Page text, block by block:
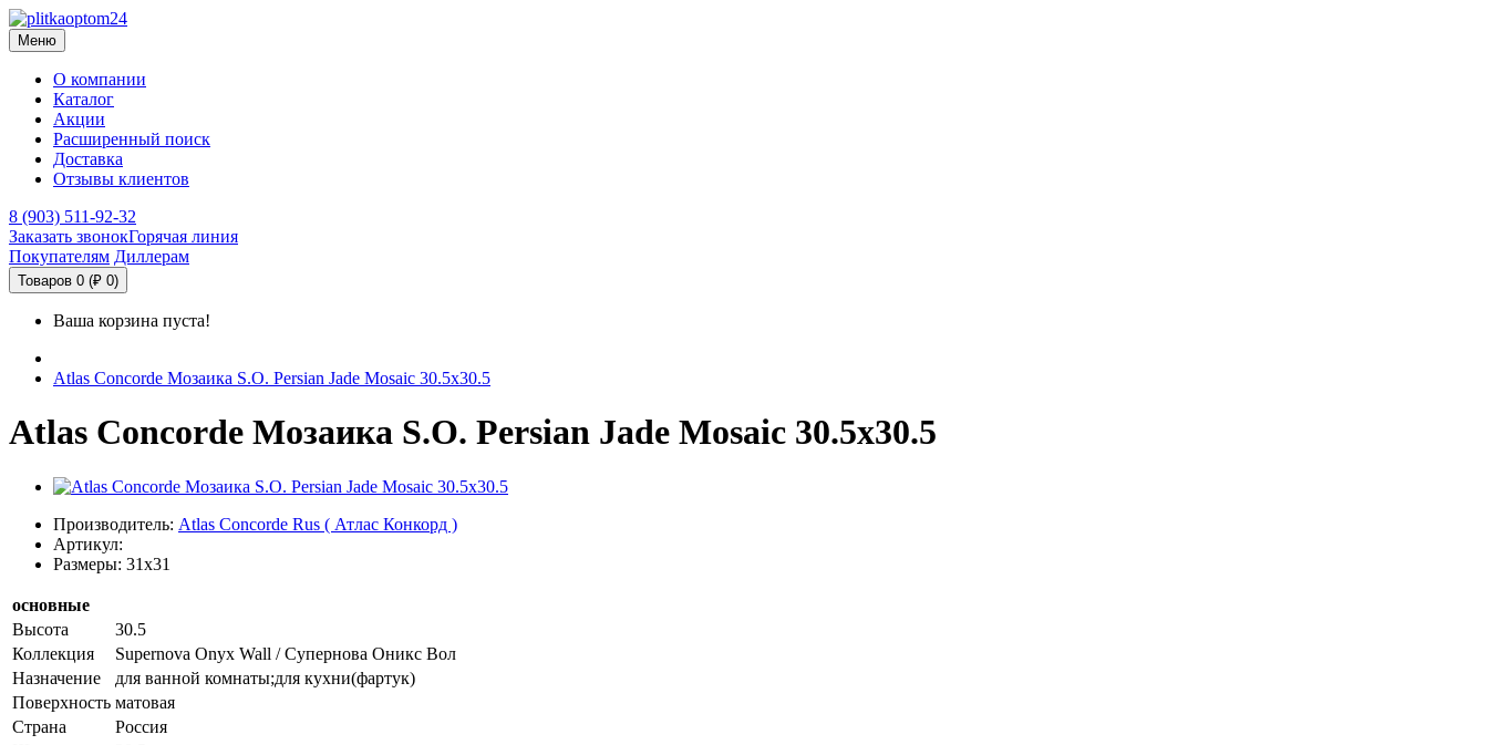
Меню
О компании
Каталог
Акции
Расширенный поиск
Доставка
Отзывы клиентов
8 (903) 511-92-32
Заказать звонокГорячая линия
Покупателям Диллерам
Товаров 0 (₽ 0)
Ваша корзина пуста!
Atlas Concorde Мозаика S.O. Persian Jade Mosaic 30.5х30.5
Atlas Concorde Мозаика S.O. Persian Jade Mosaic 30.5х30.5
Производитель: Atlas Concorde Rus ( Атлас Конкорд )
Артикул:
Размеры: 31x31
основные
Высота
30.5
Коллекция
Supernova Onyx Wall / Супернова Оникс Вол
Назначение
для ванной комнаты;для кухни(фартук)
Поверхность матовая
Страна
Россия